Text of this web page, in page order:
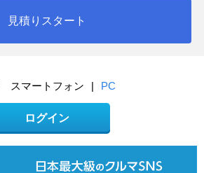
見積りスタート
スマートフォン | PC
ログイン